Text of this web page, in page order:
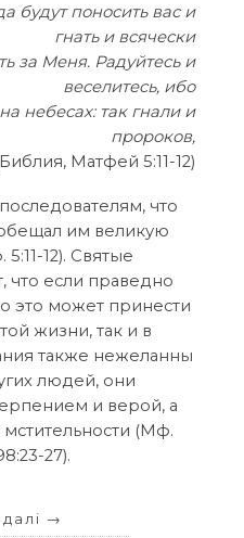
будут поносить вас и
гнать и всячески
за Меня. Радуйтесь и
веселитесь, ибо
небесах: так гнали и
пророков,
Матфей 5:11-12)
что
им великую
12). Святые
что если праведно
это может принести
жизни, так и в
также нежеланны
людей, они
и верой, а
(Mф.
27).
→